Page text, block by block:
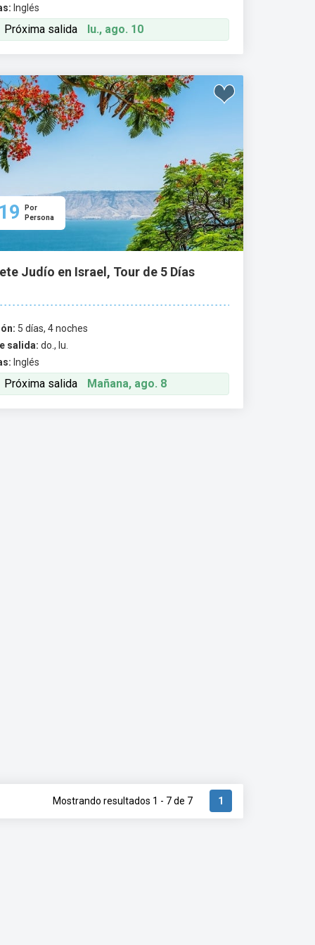
Inglés
Próxima salida lu., ago. 10
Por
Persona
Judío en Israel, Tour de 5 Días
5 días, 4 noches
salida: do., lu.
Inglés
Próxima salida Mañana, ago. 8
Mostrando resultados 1 - 7 de 7 1